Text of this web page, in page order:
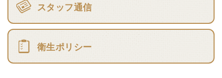
スタッフ通信
衛生ポリシー